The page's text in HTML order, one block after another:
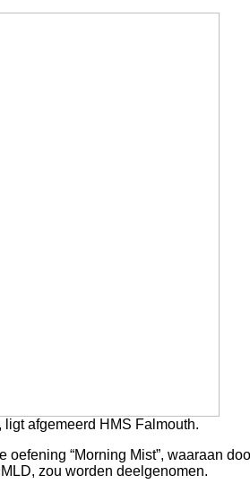
afgemeerd HMS Falmouth.
“Morning Mist”, waaraan
zou worden deelgenomen.